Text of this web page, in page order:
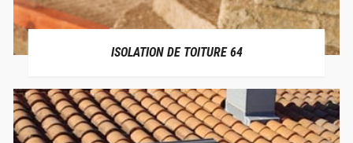
ISOLATION DE TOITURE 64